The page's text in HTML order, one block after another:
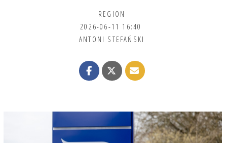
REGION
2026-06-11 16:40
ANTONI STEFAŃSKI